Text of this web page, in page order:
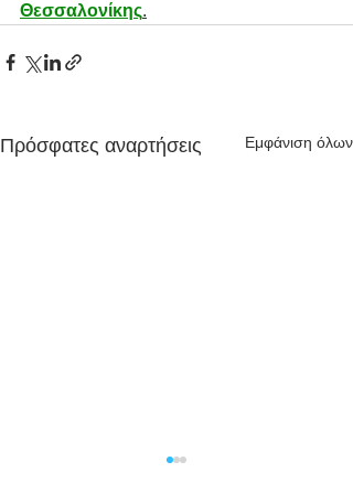
Θεσσαλονίκης.
Πρόσφατες αναρτήσεις Εμφάνιση όλων